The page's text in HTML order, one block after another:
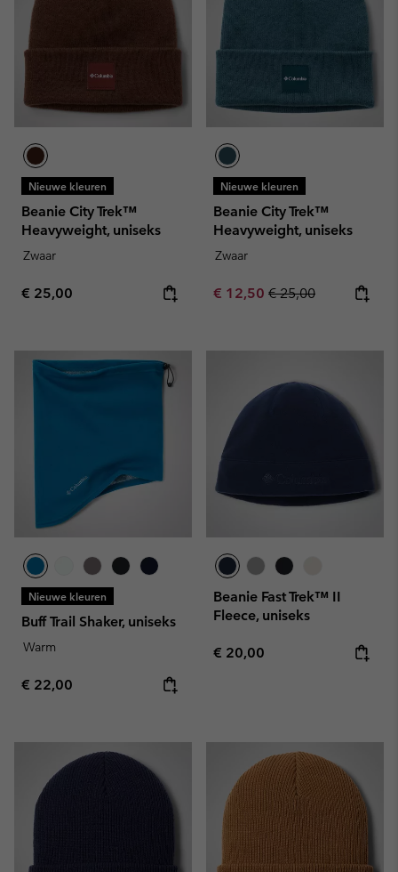
Nieuwe kleuren
Beanie City Trek™
Heavyweight, uniseks
Zwaar
Regular price:
€ 25,00
Nieuwe kleuren
Beanie City Trek™
Heavyweight, uniseks
Zwaar
Sale price:
€ 12,50 Regular price:
€ 25,00
Nieuwe kleuren
Buff Trail Shaker, uniseks
Warm
Regular price:
€ 22,00
Beanie Fast Trek™ II
Fleece, uniseks
Regular price:
€ 20,00